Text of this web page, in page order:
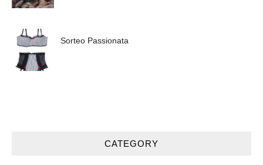
Sorteo Passionata
CATEGORY